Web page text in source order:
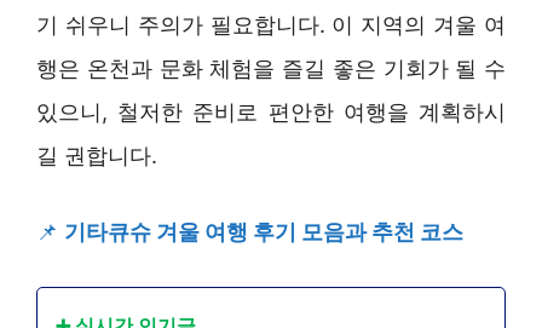
기 쉬우니 주의가 필요합니다. 이 지역의 겨울 여
행은 온천과 문화 체험을 즐길 좋은 기회가 될 수
있으니, 철저한 준비로 편안한 여행을 계획하시
길 권합니다.
📌 기타큐슈 겨울 여행 후기 모음과 추천 코스